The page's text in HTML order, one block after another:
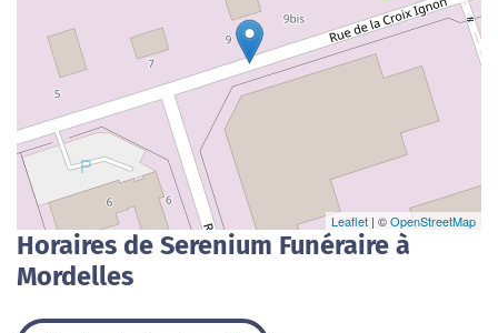
Leaflet | ©OpenStreetMap
Horaires de Serenium Funéraire à
Mordelles